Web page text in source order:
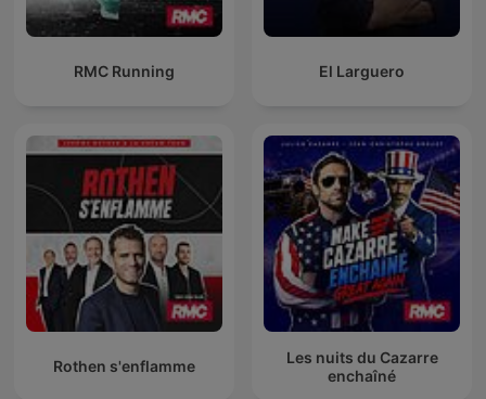
RMC Running El Larguero
Rothen s'enflamme
Les nuits du Cazarre
enchaîné